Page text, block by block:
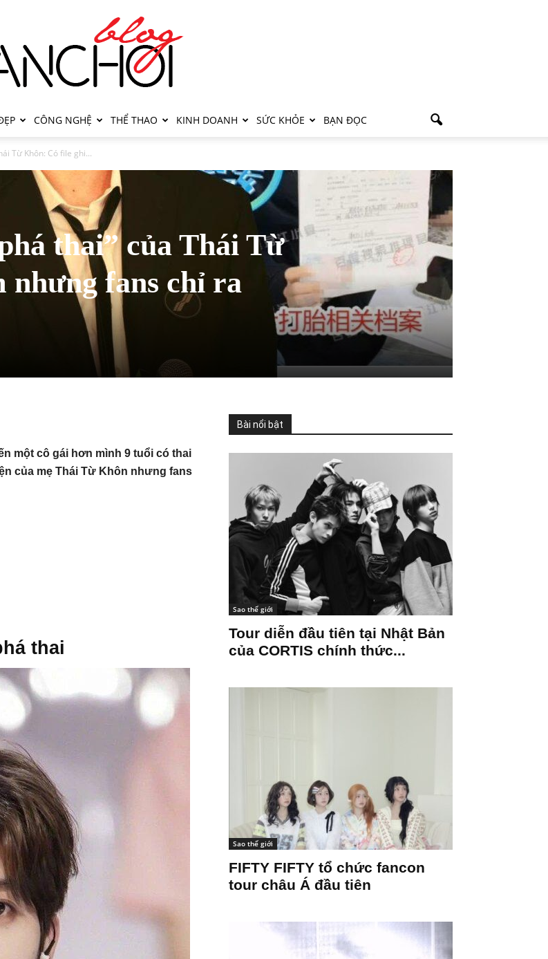
CÔNG NGHỆ THỂ THAO KINH DOANH SỨC KHỎE BẠN ĐỌC
Từ Khôn: Có file ghi...
thai” của Thái Từ
nhưng fans chỉ ra
một cô gái hơn mình 9 tuổi có thai
của mẹ Thái Từ Khôn nhưng fans
thai
Bài nổi bật
Sao thế giới
Tour diễn đầu tiên tại Nhật Bản
của CORTIS chính thức...
Sao thế giới
FIFTY FIFTY tổ chức fancon
tour châu Á đầu tiên